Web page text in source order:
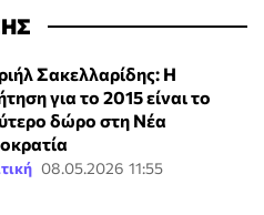
Σακελλαρίδης: Η
για το 2015 είναι το
δώρο στη Νέα
08.05.2026 11:55